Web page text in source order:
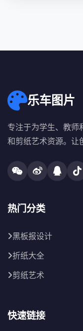
乐车图片
专注于为学生、教师
和剪纸艺术资源。让
热门分类
黑板报设计
折纸大全
剪纸艺术
快速链接